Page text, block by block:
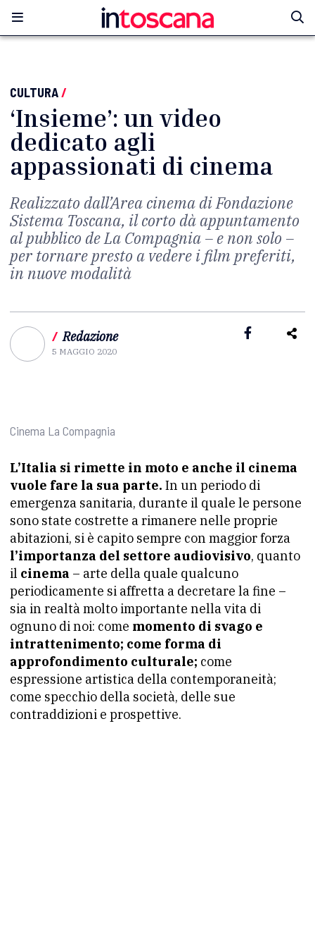
CULTURA/
‘Insieme’: un video
dedicato agli
appassionati di cinema
Realizzato dall’Area cinema di Fondazione
Sistema Toscana, il corto dà appuntamento
al pubblico de La Compagnia – e non solo –
per tornare presto a vedere i film preferiti,
in nuove modalità
/ Redazione
5 MAGGIO 2020
Cinema La Compagnia
L’Italia si rimette in moto e anche il cinema
vuole fare la sua parte. In un periodo di
emergenza sanitaria, durante il quale le persone
sono state costrette a rimanere nelle proprie
abitazioni, si è capito sempre con maggior forza
l’importanza del settore audiovisivo, quanto
il cinema – arte della quale qualcuno
periodicamente si affretta a decretare la fine –
sia in realtà molto importante nella vita di
ognuno di noi: come momento di svago e
intrattenimento; come forma di
approfondimento culturale; come
espressione artistica della contemporaneità;
come specchio della società, delle sue
contraddizioni e prospettive.